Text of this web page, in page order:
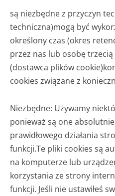
są niezbędne z przyczyn
techniczna)mogą być
określony czas (okres
przez nas lub osobę
(dostawca plików cookie)
cookies związane z
Niezbędne: Używamy
ponieważ są one
prawidłowego działania
funkcji.Te pliki cookies są
na komputerze lub
korzystania ze strony
funkcji. Jeśli nie ustawiłeś